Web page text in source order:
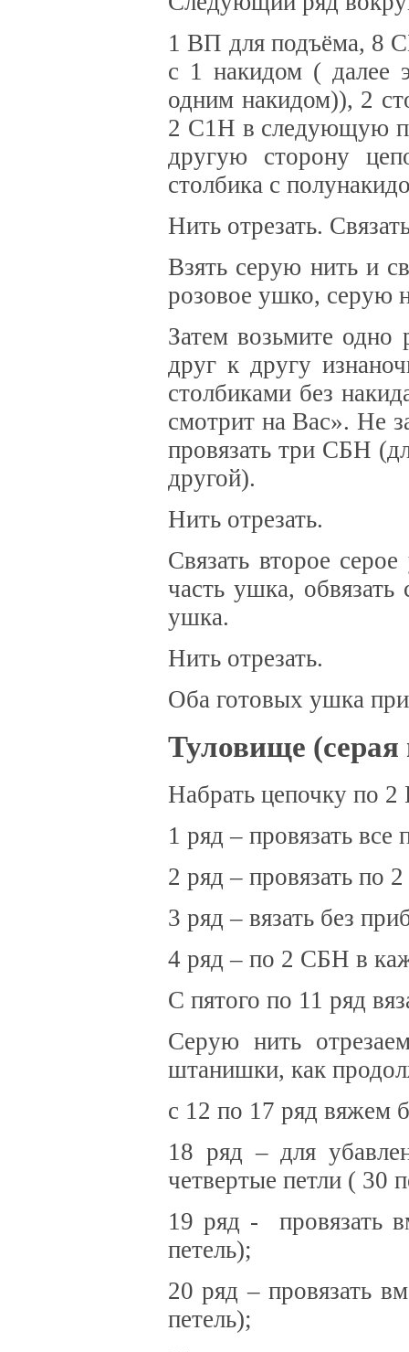
1 ВП для подъёма, 8
с 1 накидом ( далее
одним накидом)), 2
2 С1Н в следующую
другую сторону
столбика с
Нить отрезать.
Взять серую нить и
розовое ушко, серую
Затем возьмите
друг к другу
столбиками без
смотрит на Вас». Не
провязать три СБН
другой).
Нить отрезать.
Связать второе
часть ушка, обвязать
ушка.
Нить отрезать.
Оба готовых ушка
Туловище (серая
Набрать цепочку по
1 ряд – провязать
2 ряд – провязать по
3 ряд – вязать без
4 ряд – по 2 СБН в
С пятого по 11 ряд
Серую нить
штанишки, как
с 12 по 17 ряд вяжем
18 ряд – для
четвертые петли ( 30
19 ряд - провязать
петель);
20 ряд – провязать
петель);